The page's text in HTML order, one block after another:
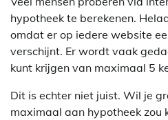
hypotheek te berekenen.
omdat er op iedere website
verschijnt. Er wordt vaak
kunt krijgen van maximaal 5
Dit is echter niet juist. Wil je
maximaal aan hypotheek zou